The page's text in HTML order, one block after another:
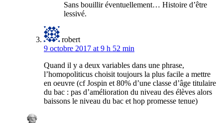
Sans bouillir éventuellement… Histoire d’être
lessivé.
robert
9 octobre 2017 at 9 h 52 min
Quand il y a deux variables dans une phrase,
l’homopoliticus choisit toujours la plus facile a mettre
en oeuvre (cf Jospin et 80% d’une classe d’âge titulaire
du bac : pas d’amélioration du niveau des élèves alors
baissons le niveau du bac et hop promesse tenue)